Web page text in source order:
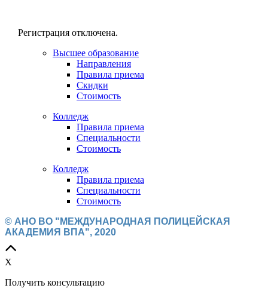
Регистрация отключена.
Высшее образование
Направления
Правила приема
Скидки
Стоимость
Колледж
Правила приема
Специальности
Стоимость
Колледж
Правила приема
Специальности
Стоимость
© АНО ВО "МЕЖДУНАРОДНАЯ ПОЛИЦЕЙСКАЯ
АКАДЕМИЯ ВПА", 2020
X
Получить консультацию